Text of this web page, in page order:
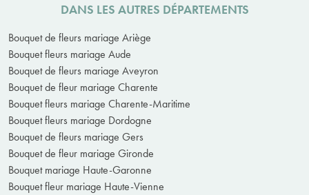
DANS LES AUTRES DÉPARTEMENTS
Bouquet de fleurs mariage Ariège
Bouquet fleurs mariage Aude
Bouquet de fleurs mariage Aveyron
Bouquet de fleur mariage Charente
Bouquet fleurs mariage Charente-Maritime
Bouquet fleurs mariage Dordogne
Bouquet de fleurs mariage Gers
Bouquet de fleur mariage Gironde
Bouquet mariage Haute-Garonne
Bouquet fleur mariage Haute-Vienne